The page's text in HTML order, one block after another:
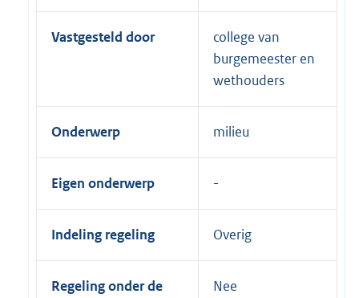
Vastgesteld door
college van
burgemeester en
wethouders
Onderwerp milieu
Eigen onderwerp
Indeling regeling Overig
Regeling onder de
Nee